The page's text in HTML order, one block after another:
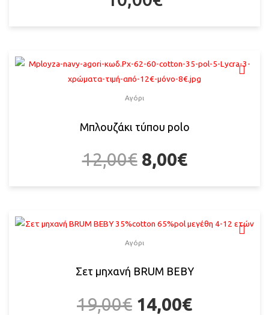
Αγόρι
Μπλουζάκι τύπου polo
12,00€ 8,00€
Αγόρι
Σετ μηχανή BRUM BEBY
19,00€ 14,00€